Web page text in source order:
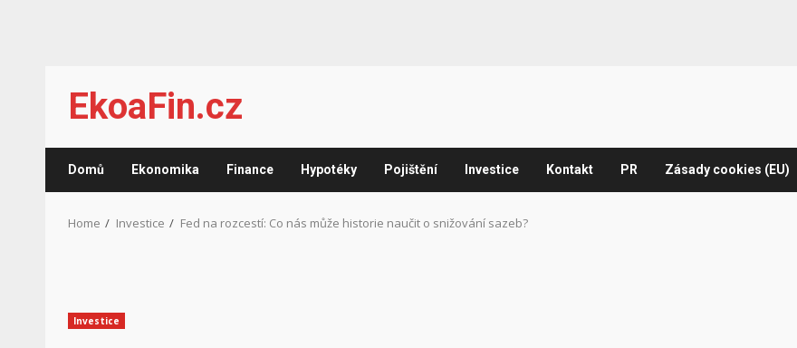
content
EkoaFin.cz
Domů Ekonomika Finance Hypotéky Pojištění Investice Kontakt PR Zásady cookies (EU)
Home Investice Fed na rozcestí: Co nás může historie naučit o snižování sazeb?
Investice